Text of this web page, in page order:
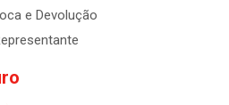
e Devolução